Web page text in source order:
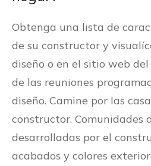
Obtenga una lista de
de su constructor y
diseño o en el sitio web
de las reuniones
diseño. Camine por las
constructor. Comunidades
desarrolladas por el
acabados y colores